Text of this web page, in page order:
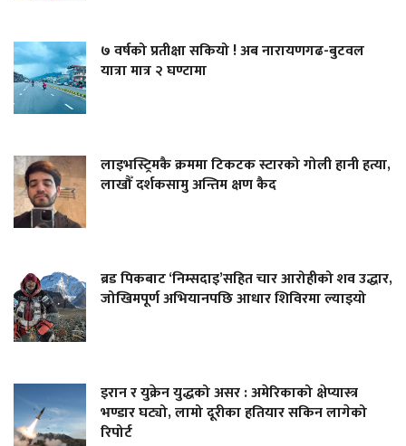
७ वर्षको प्रतीक्षा सकियो ! अब नारायणगढ-बुटवल
यात्रा मात्र २ घण्टामा
लाइभस्ट्रिमकै क्रममा टिकटक स्टारको गोली हानी हत्या,
लाखौँ दर्शकसामु अन्तिम क्षण कैद
ब्रड पिकबाट ‘निम्सदाइ’सहित चार आरोहीको शव उद्धार,
जोखिमपूर्ण अभियानपछि आधार शिविरमा ल्याइयो
इरान र युक्रेन युद्धको असर : अमेरिकाको क्षेप्यास्त्र
भण्डार घट्यो, लामो दूरीका हतियार सकिन लागेको
रिपोर्ट